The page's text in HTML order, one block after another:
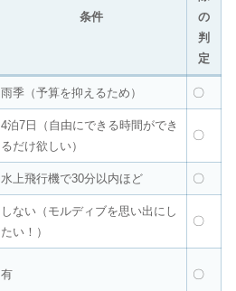
条件
の
判
定
雨季（予算を抑えるため） 〇
4泊7日（自由にできる時間ができ
るだけ欲しい）
〇
水上飛行機で30分以内ほど 〇
しない（モルディブを思い出にし
たい！）
〇
有 〇